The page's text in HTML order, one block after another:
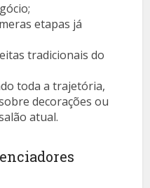
etapas já
tradicionais do
toda a trajetória,
decorações ou
atual.